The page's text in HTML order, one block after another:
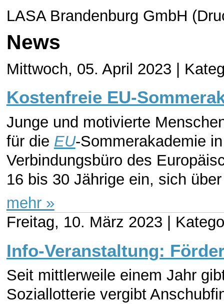
LASA Brandenburg GmbH
News
Mittwoch, 05. April 2023 |
Kostenfreie EU-
Junge und motivierte
für die EU-Sommerakademie
Verbindungsbüro des
16 bis 30 Jährige ein, sich
mehr »
Freitag, 10. März 2023 |
Info-Veranstaltung:
Seit mittlerweile einem Jahr
Soziallotterie vergibt